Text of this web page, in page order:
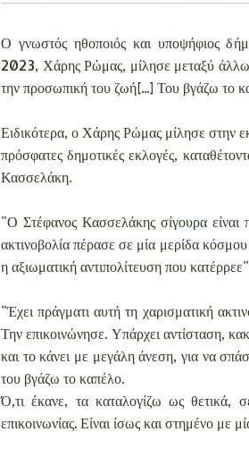
Ο γνωστός ηθοποιός και υποψήφιος
2023, Χάρης Ρώμας, μίλησε μεταξύ
την προσωπική του ζωή[...] Του βγάζω το
Ειδικότερα, ο Χάρης Ρώμας μίλησε στην
πρόσφατες δημοτικές εκλογές,
Κασσελάκη.
"Ο Στέφανος Κασσελάκης σίγουρα είναι
ακτινοβολία πέρασε σε μία μερίδα
η αξιωματική αντιπολίτευση που
"Έχει πράγματι αυτή τη χαρισματική
Την επικοινώνησε. Υπάρχει αντίσταση,
και το κάνει με μεγάλη άνεση, για να
του βγάζω το καπέλο.
Ό,τι έκανε, τα καταλογίζω ως θετικά,
επικοινωνίας. Είναι ίσως και στημένο με